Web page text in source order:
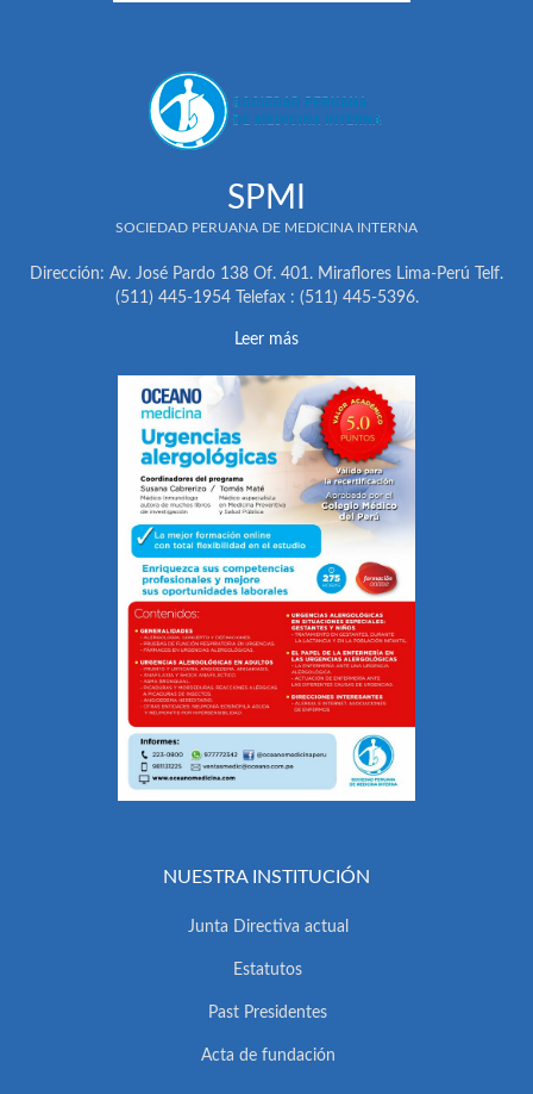
SPMI
SOCIEDAD PERUANA DE MEDICINA INTERNA
Dirección: Av. José Pardo 138 Of. 401. Miraflores Lima-Perú Telf.
(511) 445-1954 Telefax : (511) 445-5396.
Leer más
NUESTRA INSTITUCIÓN
Junta Directiva actual
Estatutos
Past Presidentes
Acta de fundación